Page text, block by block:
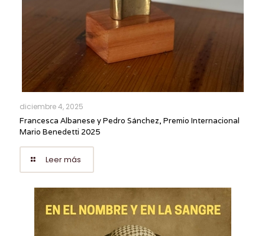
diciembre 4, 2025
Francesca Albanese y Pedro Sánchez, Premio Internacional
Mario Benedetti 2025
Leer más